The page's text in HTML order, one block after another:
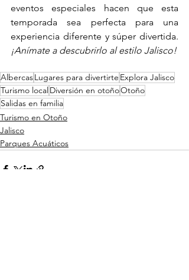
eventos especiales hacen que esta
temporada sea perfecta para una
¡Anímate a descubrirlo al estilo Jalisco!
AlbercasLugares para divertirte Explora Jalisco
Turismo localDiversión en otoñoOtoño
Salidas en familia
Turismo en Otoño
Jalisco
Parques Acuáticos